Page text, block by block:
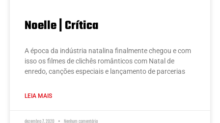
Noelle | Crítica
A época da indústria natalina finalmente chegou e com
isso os filmes de clichês românticos com Natal de
enredo, canções especiais e lançamento de parcerias
LEIA MAIS